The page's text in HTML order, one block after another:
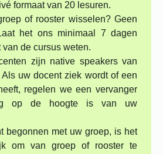
formaat van 20 lesuren.
of rooster wisselen? Geen
het ons minimaal 7 dagen
van de cursus weten.
zijn native speakers van
uw docent ziek wordt of een
regelen we een vervanger
op de hoogte is van uw
begonnen met uw groep, is het
om van groep of rooster te